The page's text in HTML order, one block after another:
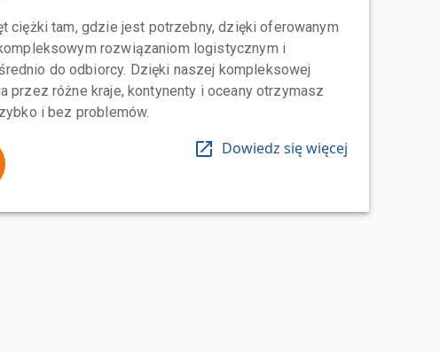
ciężki tam, gdzie jest potrzebny, dzięki oferowanym
rozwiązaniom logistycznym i
do odbiorcy. Dzięki naszej kompleksowej
przez różne kraje, kontynenty i oceany otrzymasz
i bez problemów.
Dowiedz się więcej